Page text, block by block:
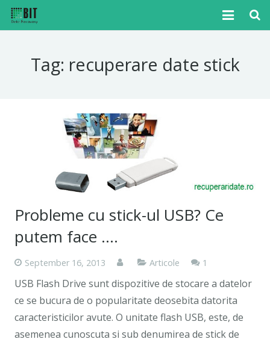
Contact
Tag: recuperare date stick
Probleme cu stick-ul USB? Ce
putem face ….
September 16, 2013 Articole 1
USB Flash Drive sunt dispozitive de stocare a datelor
ce se bucura de o popularitate deosebita datorita
caracteristicilor avute. O unitate flash USB, este, de
asemenea cunoscuta si sub denumirea de stick de